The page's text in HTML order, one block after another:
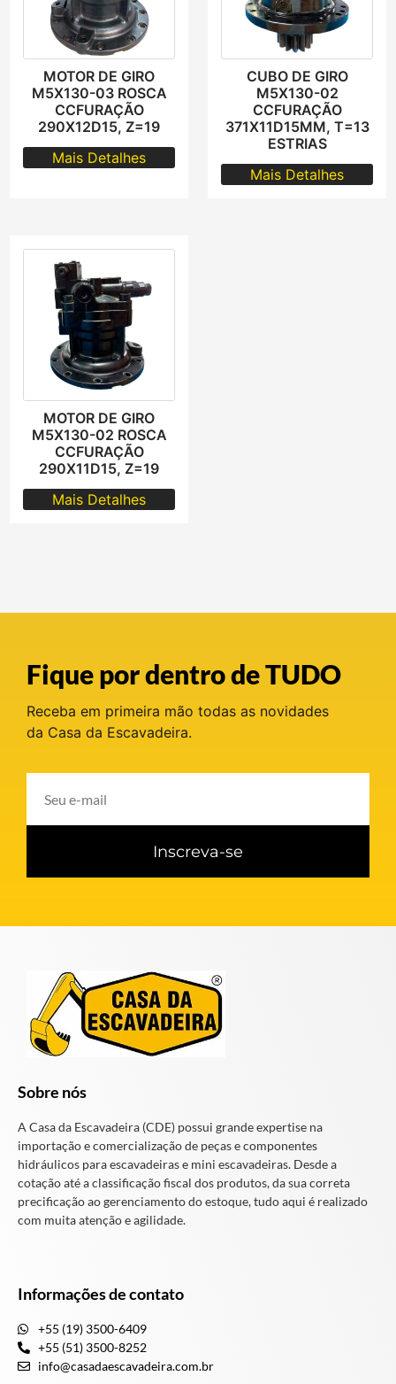
MOTOR DE GIRO
M5X130-03 ROSCA
CCFURAÇÃO
290X12D15, Z=19
Mais Detalhes
CUBO DE GIRO
M5X130-02
CCFURAÇÃO
371X11D15MM, T=13
ESTRIAS
Mais Detalhes
MOTOR DE GIRO
M5X130-02 ROSCA
CCFURAÇÃO
290X11D15, Z=19
Mais Detalhes
Fique por dentro de TUDO
Receba em primeira mão todas as novidades
da Casa da Escavadeira.
Inscreva-se
Sobre nós
A Casa da Escavadeira (CDE) possui grande expertise na
importação e comercialização de peças e componentes
hidráulicos para escavadeiras e mini escavadeiras. Desde a
cotação até a classificação fiscal dos produtos, da sua correta
precificação ao gerenciamento do estoque, tudo aqui é realizado
com muita atenção e agilidade.
Informações de contato
+55 (19) 3500-6409
+55 (51) 3500-8252
info@casadaescavadeira.com.br